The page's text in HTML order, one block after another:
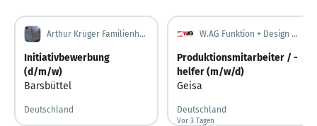
Arthur Krüger Familienholding GmbH & Co. KG
Initiativbewerbung
(d/m/w)
Barsbüttel
Deutschland
W.AG Funktion + Design GmbH
Produktionsmitarbeiter / -
helfer (m/w/d)
Geisa
Deutschland
Vor 3 Tagen
Vor 3 Tagen veröffentlicht